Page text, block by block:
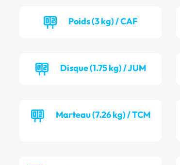
Poids (3 kg) / CAF
Disque (1.75 kg) / JUM
Marteau (7.26 kg) / TCM